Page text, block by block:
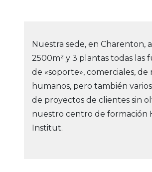
Nuestra sede, en Charenton,
2500m² y 3 plantas todas las
de «soporte», comerciales, de
humanos, pero también
de proyectos de clientes sin
nuestro centro de formación
Institut.